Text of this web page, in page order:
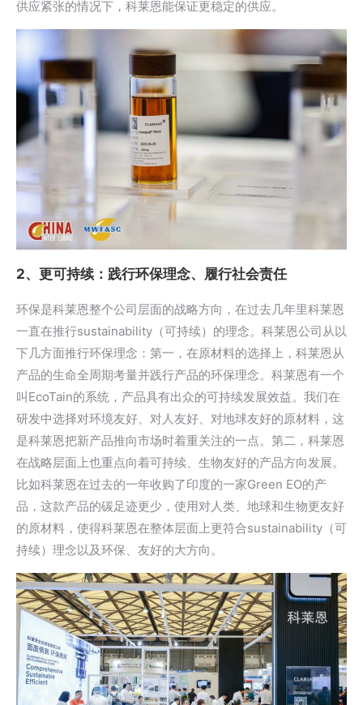
供应紧张的情况下，科莱恩能保证更稳定的供应。
2、 更可持续：践行环保理念、履行社会责任
环保是科莱恩整个公司层面的战略方向，在过去几年里科莱恩
一直在推行sustainability（可持续）的理念。科莱恩公司从以
下几方面推行环保理念：第一，在原材料的选择上，科莱恩从
产品的生命全周期考量并践行产品的环保理念。科莱恩有一个
叫EcoTain的系统，产品具有出众的可持续发展效益。我们在
研发中选择对环境友好、对人友好、对地球友好的原材料，这
是科莱恩把新产品推向市场时着重关注的一点。第二，科莱恩
在战略层面上也重点向着可持续、生物友好的产品方向发展。
比如科莱恩在过去的一年收购了印度的一家Green EO的产
品，这款产品的碳足迹更少，使用对人类、地球和生物更友好
的原材料，使得科莱恩在整体层面上更符合sustainability（可
持续）理念以及环保、友好的大方向。